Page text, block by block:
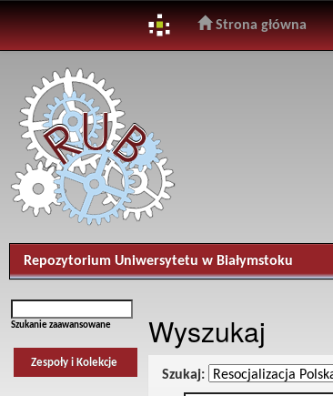
navigation
Strona główna
Repozytorium Uniwersytetu w Białymstoku
Szukanie zaawansowane
Zespoły i Kolekcje
Wyszukaj
Szukaj: